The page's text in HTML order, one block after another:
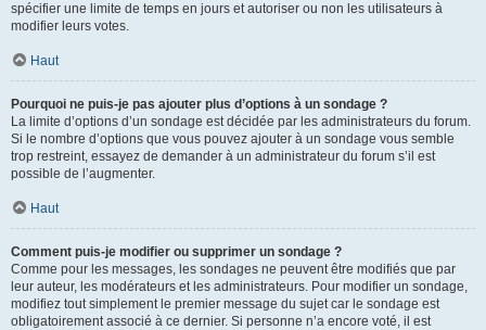
spécifier une limite de temps en jours et autoriser ou non les utilisateurs à
modifier leurs votes.
Haut
Pourquoi ne puis-je pas ajouter plus d’options à un sondage ?
La limite d’options d’un sondage est décidée par les administrateurs du forum.
Si le nombre d’options que vous pouvez ajouter à un sondage vous semble
trop restreint, essayez de demander à un administrateur du forum s’il est
possible de l’augmenter.
Haut
Comment puis-je modifier ou supprimer un sondage ?
Comme pour les messages, les sondages ne peuvent être modifiés que par
leur auteur, les modérateurs et les administrateurs. Pour modifier un sondage,
modifiez tout simplement le premier message du sujet car le sondage est
obligatoirement associé à ce dernier. Si personne n’a encore voté, il est